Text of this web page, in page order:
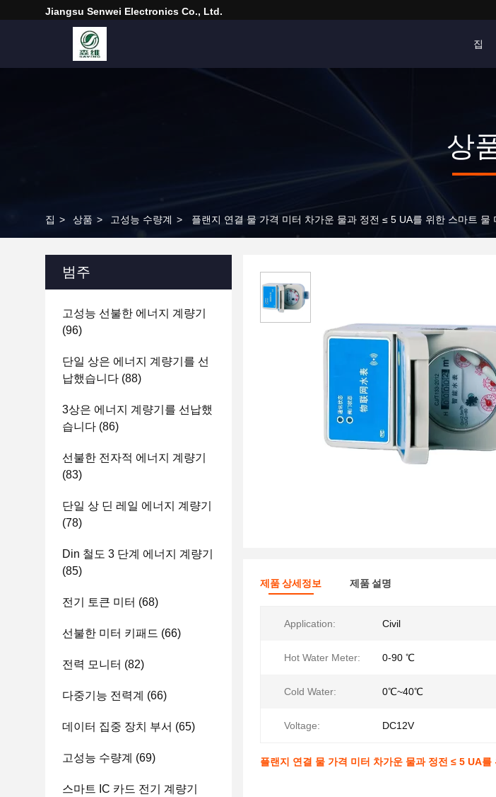
Jiangsu Senwei Electronics Co., Ltd.
집
상
집 > 상품 > 고성능 수량계 > 플랜지 연결 물 가격 미터 차가운 물과 정전 ≤ 5 UA를 위한 스마트 물
범주
고성능 선불한 에너지 계량기
(96)
단일 상은 에너지 계량기를 선
납했습니다 (88)
3상은 에너지 계량기를 선납했
습니다 (86)
선불한 전자적 에너지 계량기
(83)
단일 상 딘 레일 에너지 계량기
(78)
Din 철도 3 단계 에너지 계량기
(85)
전기 토큰 미터 (68)
선불한 미터 키패드 (66)
전력 모니터 (82)
다중기능 전력계 (66)
데이터 집중 장치 부서 (65)
고성능 수량계 (69)
스마트 IC 카드 전기 계량기
제품 상세정보 제품 설명
Application: Civil
Hot Water Meter: 0-90 ℃
Cold Water: 0℃~40℃
Voltage: DC12V
플랜지 연결 물 가격 미터 차가운 물과 정전 ≤ 5 UA를